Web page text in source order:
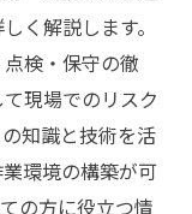
く解説します。
検・保守の徹
現場でのリスク
知識と技術を活
環境の構築が可
の方に役立つ情